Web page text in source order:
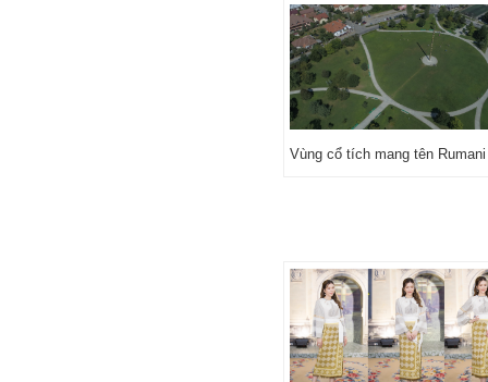
Vùng cổ tích mang tên Rumani